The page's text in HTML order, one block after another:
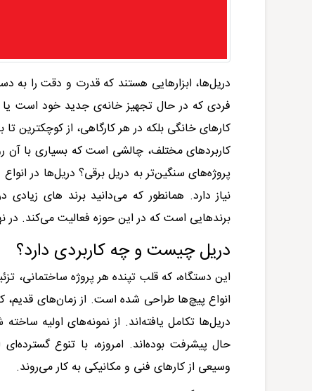
دریل‌ها، ابزار‌هایی هستند که قدرت و دقت را به
فردی که در حال تجهیز خانه‌ی جدید خود است یا
کار‌های خانگی بلکه در هر کارگاهی، از کوچکترین
کاربرد‌های مختلف، چالشی است که بسیاری با آن
پروژه‌های سنگین‌تر به دریل برقی؟ دریل‌ها در
نیاز دارد. همانطور که می‌دانید برند های
برند‌هایی است که در این حوزه فعالیت می‌کند. در
دریل چیست و چه کاربردی دارد؟
این دستگاه، که قلب تپنده هر پروژه ساختمانی،
انواع پیچ‌ها طراحی شده است. از زمان‌های قدیم، که
دریل‌ها تکامل یافته‌اند. از نمونه‌های اولیه
حال پیشرفت بوده‌اند. امروزه، با تنوع
وسیعی از کارهای فنی و مکانیکی به کار می‌روند.